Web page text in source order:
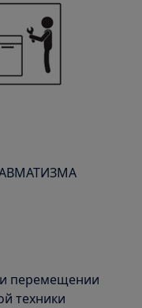
перемещении
техники